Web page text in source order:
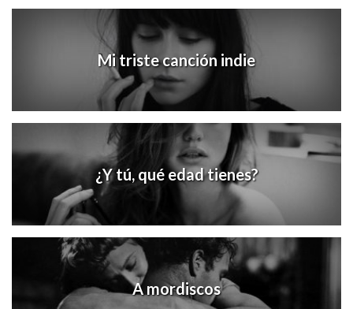
Mi triste canción indie
¿Y tú, qué edad tienes?
A mordiscos